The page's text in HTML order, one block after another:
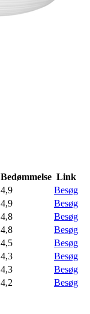
Bedømmelse Link
4,9
Besøg
4,9
Besøg
4,8
Besøg
4,8
Besøg
4,5
Besøg
4,3
Besøg
4,3
Besøg
4,2
Besøg